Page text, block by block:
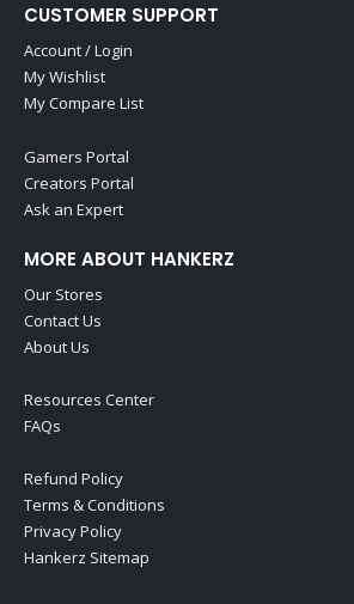
CUSTOMER SUPPORT
Account / Login
My Wishlist
My Compare List
Gamers Portal
Creators Portal
Ask an Expert
MORE ABOUT HANKERZ
Our Stores
Contact Us
About Us
Resources Center
FAQs
Refund Policy
Terms & Conditions
Privacy Policy
Hankerz Sitemap